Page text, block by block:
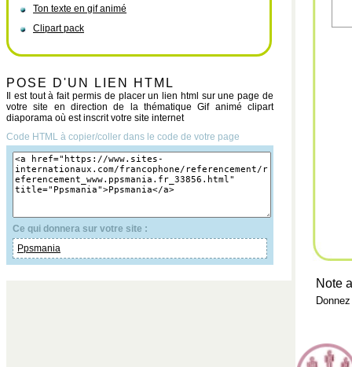
Ton texte en gif animé
Clipart pack
POSE D'UN LIEN HTML
Il est tout à fait permis de placer un lien html sur une page de
votre site en direction de la thématique Gif animé clipart
diaporama où est inscrit votre site internet
Code HTML à copier/coller dans le code de votre page
Ce qui donnera sur votre site :
Ppsmania
Note